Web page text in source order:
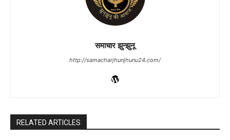
समाचार झुन्झुनू
http://samacharjhunjhunu24.com/
RELATED ARTICLES